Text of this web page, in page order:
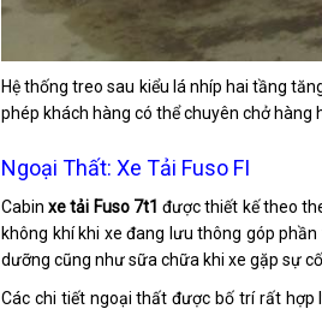
Hệ thống treo sau kiểu lá nhíp hai tầng
phép khách hàng có thể chuyên chở hàng
Ngoại Thất: Xe Tải Fuso FI
Cabinxe tải Fuso 7t1 được thiết kế theo
không khí khi xe đang lưu thông góp
dưỡng cũng như sữa chữa khi xe gặp sự cố.
Các chi tiết ngoại thất được bố trí rất hợp